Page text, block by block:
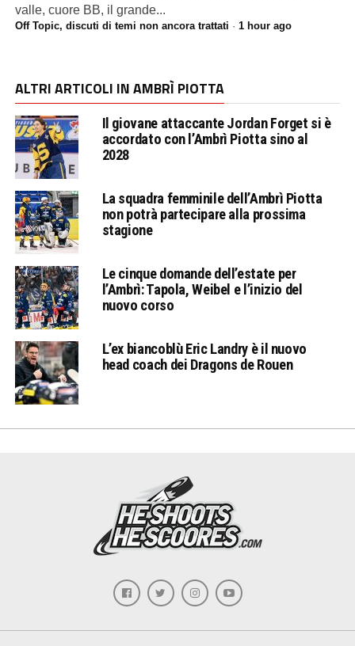
valle, cuore BB, il grande...
Off Topic, discuti di temi non ancora trattati · 1 hour ago
ALTRI ARTICOLI IN AMBRÌ PIOTTA
Il giovane attaccante Jordan Forget si è
accordato con l’Ambrì Piotta sino al
2028
La squadra femminile dell’Ambrì Piotta
non potrà partecipare alla prossima
stagione
Le cinque domande dell’estate per
l’Ambrì: Tapola, Weibel e l’inizio del
nuovo corso
L’ex biancoblù Eric Landry è il nuovo
head coach dei Dragons de Rouen